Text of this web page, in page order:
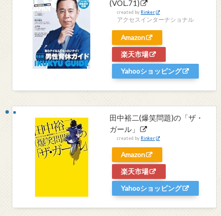
(VOL.71)
created by Rinker
アクセスインターナショナル
Amazon
楽天市場
Yahooショッピング
田中裕二(爆笑問題)の「ザ・
ガール」
created by Rinker
Amazon
楽天市場
Yahooショッピング